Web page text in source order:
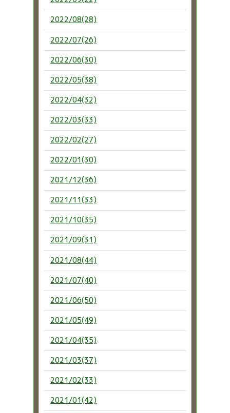
2022/08(28)
2022/07(26)
2022/06(30)
2022/05(38)
2022/04(32)
2022/03(33)
2022/02(27)
2022/01(30)
2021/12(36)
2021/11(33)
2021/10(35)
2021/09(31)
2021/08(44)
2021/07(40)
2021/06(50)
2021/05(49)
2021/04(35)
2021/03(37)
2021/02(33)
2021/01(42)